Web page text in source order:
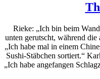
Rieke: „Ich bin beim
unten gerutscht, während
„Ich habe mal in einem
Sushi-Stäbchen sortiert.“
„Ich habe angefangen